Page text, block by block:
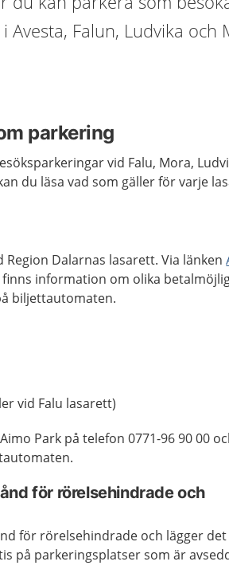
Avesta, Falun, Ludvika och
parkering
vid Falu, Mora,
du läsa vad som gäller för varje
Dalarnas lasarett. Via länken
finns information om olika
biljettautomaten.
vid Falu lasarett)
Park på telefon 0771-96 90 00
för rörelsehindrade och
för rörelsehindrade och lägger
på parkeringsplatser som är